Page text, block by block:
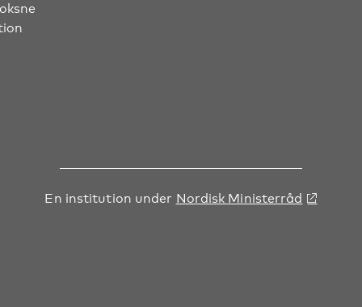
En institution under Nordisk Ministerråd